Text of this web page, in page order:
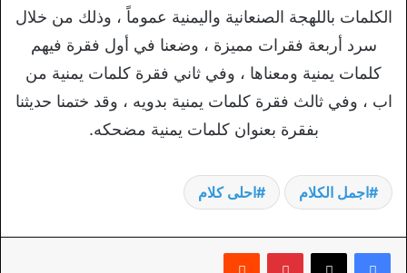
الكلمات باللهجة الصنعانية واليمنية عموماً ، وذلك من خلال
سرد أربعة فقرات مميزة ، وضعنا في أول فقرة فيهم
كلمات يمنية ومعناها ، وفي ثاني فقرة كلمات يمنية من
اب ، وفي ثالث فقرة كلمات يمنية بدويه ، وقد ختمنا حديثنا
بفقرة بعنوان كلمات يمنية مضحكه.
اجمل الكلام احلى كلام
بينتيريست